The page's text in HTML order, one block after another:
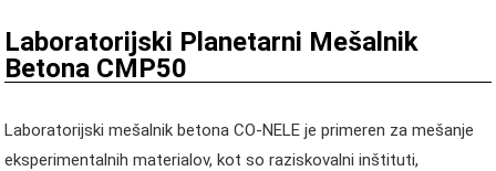
Laboratorijski Planetarni Mešalnik
Betona CMP50
Laboratorijski mešalnik betona CO-NELE je primeren za mešanje
eksperimentalnih materialov, kot so raziskovalni inštituti,